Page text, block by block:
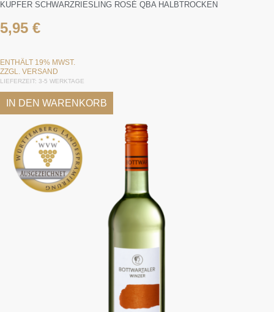
KUPFER SCHWARZRIESLING ROSÉ QBA HALBTROCKEN
5,95 €
ENTHÄLT 19% MWST.
ZZGL. VERSAND
LIEFERZEIT: 3-5 WERKTAGE
IN DEN WARENKORB